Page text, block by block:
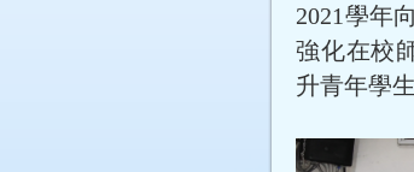
2021學年
強化在校
升青年學